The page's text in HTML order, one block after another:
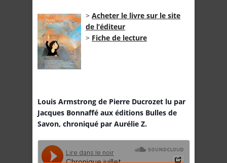
>Acheter le livre sur le site
de l’éditeur
> Fiche de lecture
Louis Armstrong de Pierre Ducrozet lu par
Jacques Bonnaffé aux éditions Bulles de
Savon, chroniqué par Aurélie Z.